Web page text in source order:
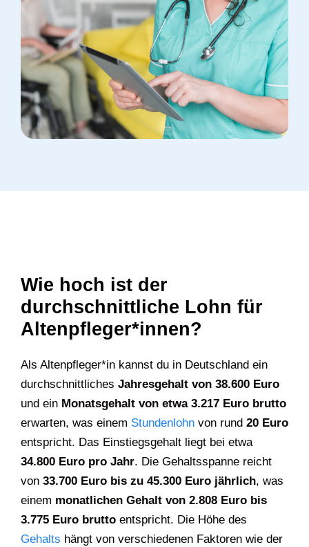
Wie hoch ist der
durchschnittliche Lohn für
Altenpfleger*innen?
Als Altenpfleger*in kannst du in Deutschland ein
durchschnittliches Jahresgehalt von 38.600 Euro
und ein Monatsgehalt von etwa 3.217 Euro brutto
erwarten, was einem Stundenlohn von rund 20 Euro
entspricht. Das Einstiegsgehalt liegt bei etwa
34.800 Euro pro Jahr. Die Gehaltsspanne reicht
von 33.700 Euro bis zu 45.300 Euro jährlich, was
einem monatlichen Gehalt von 2.808 Euro bis
3.775 Euro brutto entspricht. Die Höhe des
Gehalts hängt von verschiedenen Faktoren wie der